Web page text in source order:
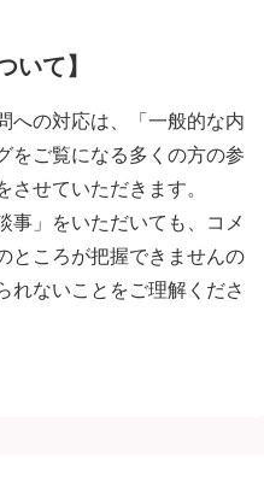
いて】
への対応は、「一般的な内
をご覧になる多くの方の参
せていただきます。
事」をいただいても、コメ
ところが把握できませんの
れないことをご理解くださ